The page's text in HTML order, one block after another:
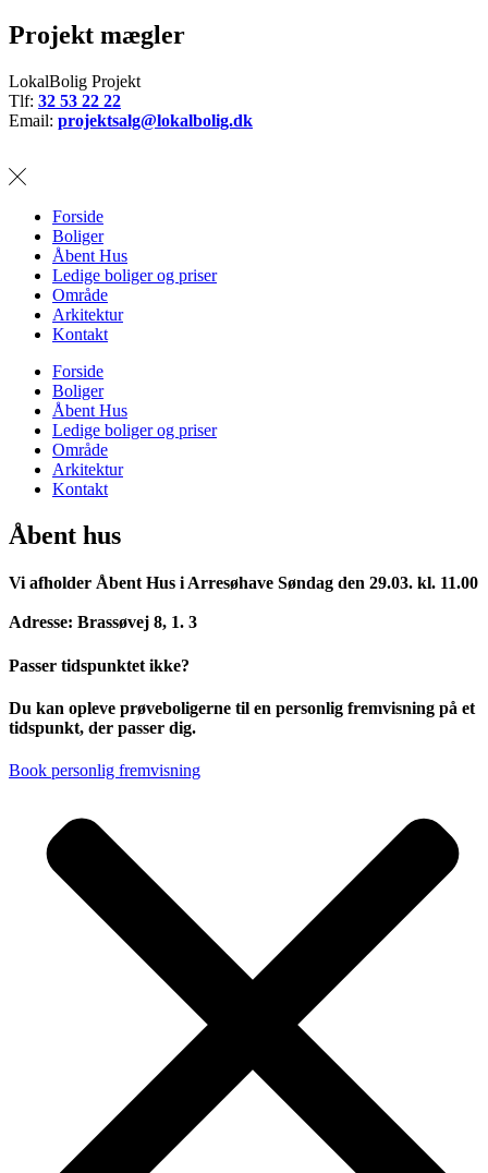
Projekt mægler
LokalBolig Projekt
Tlf: 32 53 22 22
Email: projektsalg@lokalbolig.dk
Forside
Boliger
Åbent Hus
Ledige boliger og priser
Område
Arkitektur
Kontakt
Forside
Boliger
Åbent Hus
Ledige boliger og priser
Område
Arkitektur
Kontakt
Åbent hus
Vi afholder Åbent Hus i Arresøhave Søndag den 29.03. kl. 11.00
Adresse: Brassøvej 8, 1. 3
Passer tidspunktet ikke?
Du kan opleve prøveboligerne til en personlig fremvisning på et
tidspunkt, der passer dig.
Book personlig fremvisning